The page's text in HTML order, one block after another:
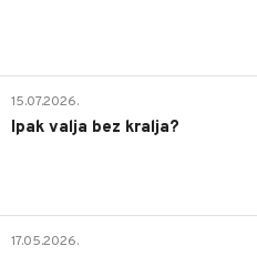
15.07.2026.
Ipak valja bez kralja?
17.05.2026.